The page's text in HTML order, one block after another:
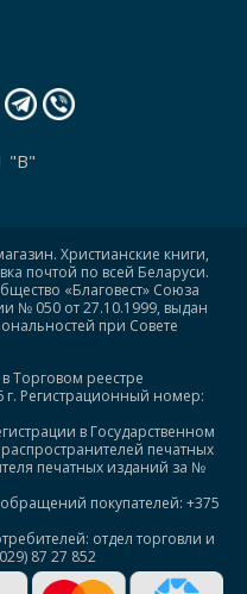
"В"
Христианские книги,
почтой по всей Беларуси.
«Благовест» Союза
№ 050 от 27.10.1999, выдан
при Совете
Торговом реестре
г. Регистрационный номер:
в Государственном
печатных
печатных изданий за №
покупателей: +375
отдел торговли и
87 27 852